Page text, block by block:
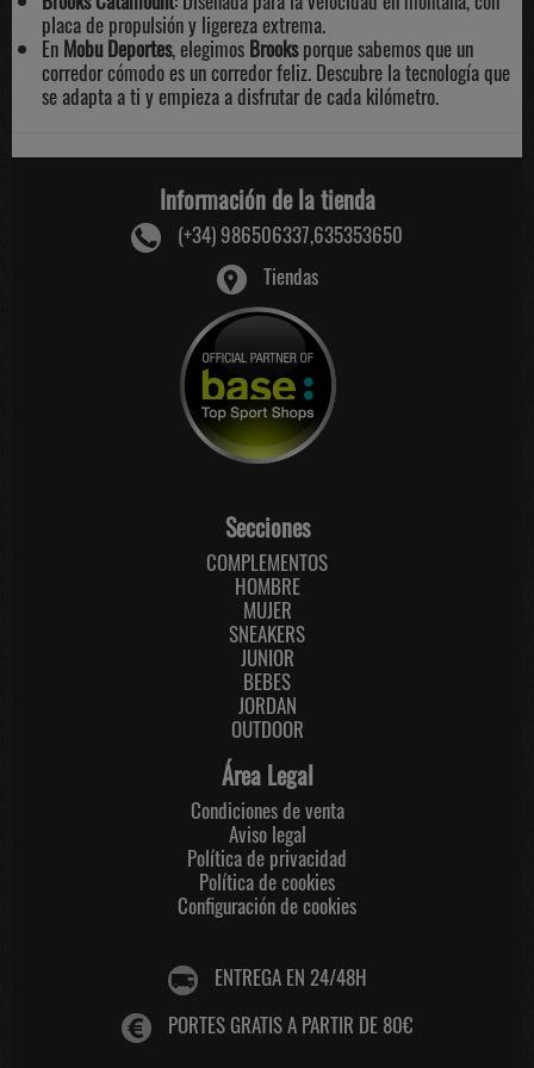
placa de propulsión y ligereza extrema.
En Mobu Deportes, elegimos Brooksporque sabemos que un
corredor cómodo es un corredor feliz. Descubre la tecnología que
se adapta a ti y empieza a disfrutar de cada kilómetro.
Información de la tienda
(+34) 986506337,635353650
Tiendas
Secciones
COMPLEMENTOS
HOMBRE
MUJER
SNEAKERS
JUNIOR
BEBES
JORDAN
OUTDOOR
Área Legal
Condiciones de venta
Aviso legal
Política de privacidad
Política de cookies
Configuración de cookies
ENTREGA EN 24/48H
PORTES GRATIS A PARTIR DE 80€